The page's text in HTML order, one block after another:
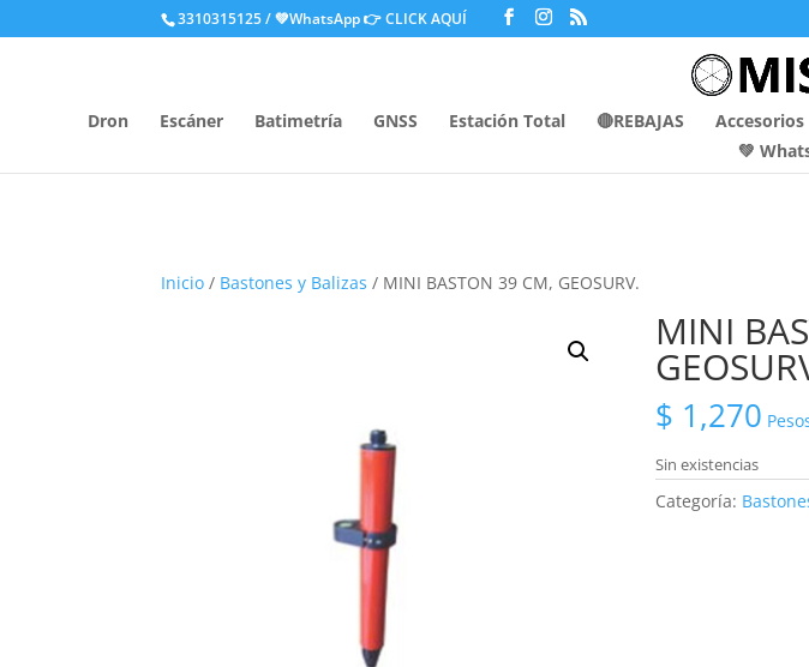
3310315125 / 💚WhatsApp👉 CLICK AQUÍ
Dron Escáner Batimetría GNSS Estación Total 🔴REBAJAS Accesorios
💚
Inicio / Bastones y Balizas / MINI BASTON 39 CM, GEOSURV.
MINI
$ 1,270
Sin existencias
Categoría: